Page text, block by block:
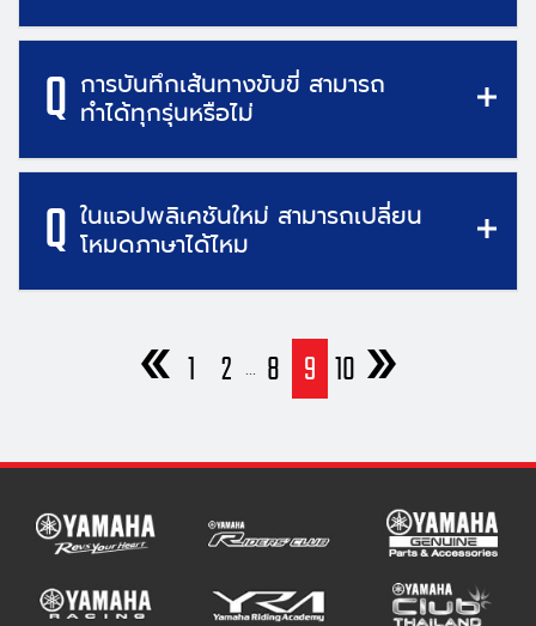
Q การบันทึกเส้นทางขับขี่ สามารถ
ทำได้ทุกรุ่นหรือไม่
Q ในแอปพลิเคชันใหม่ สามารถเปลี่ยน
โหมดภาษาได้ไหม
1 2 ... 8 9 10